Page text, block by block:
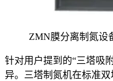
ZMN膜分离制氮设
针对用户提到的“三塔吸
异。三塔制氮机在标准